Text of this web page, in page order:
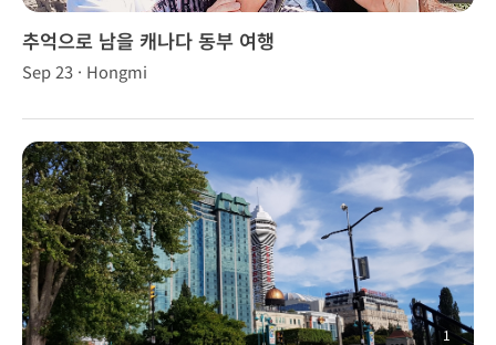
추억으로 남을 캐나다 동부 여행
Sep 23 · Hongmi
1